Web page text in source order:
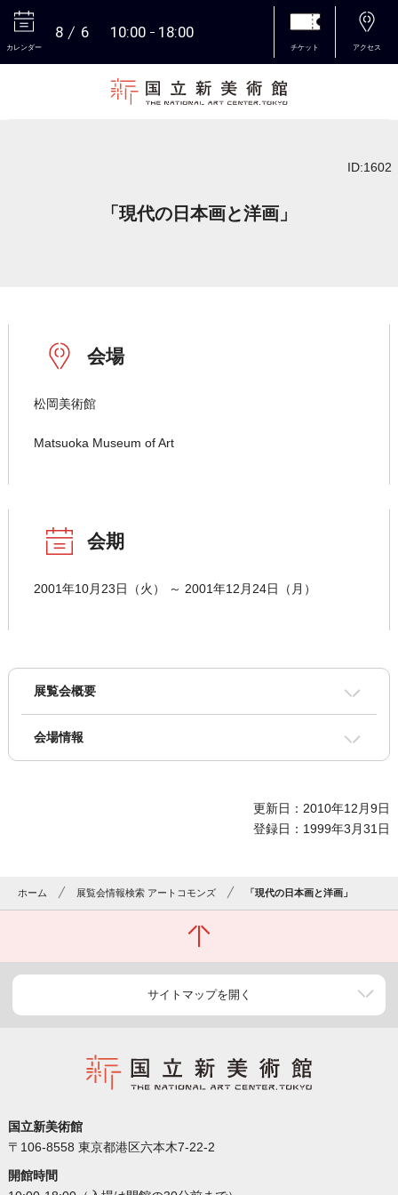
カレンダー
8 6 10:00 18:00
チケット アクセス
ID:1602
「現代の日本画と洋画」
会場
松岡美術館
Matsuoka Museum of Art
会期
2001年10月23日（火） ～ 2001年12月24日（月）
展覧会概要
会場情報
更新日：2010年12月9日
登録日：1999年3月31日
ホーム 展覧会情報検索 アートコモンズ 「現代の日本画と洋画」
サイトマップを開く
国立新美術館
〒106-8558 東京都港区六本木7-22-2
開館時間